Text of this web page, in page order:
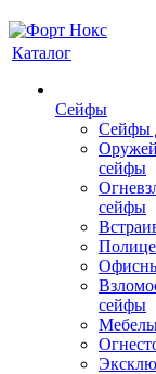
Каталог
Сейфы
Сейфы
сейфы
сейфы
сейфы